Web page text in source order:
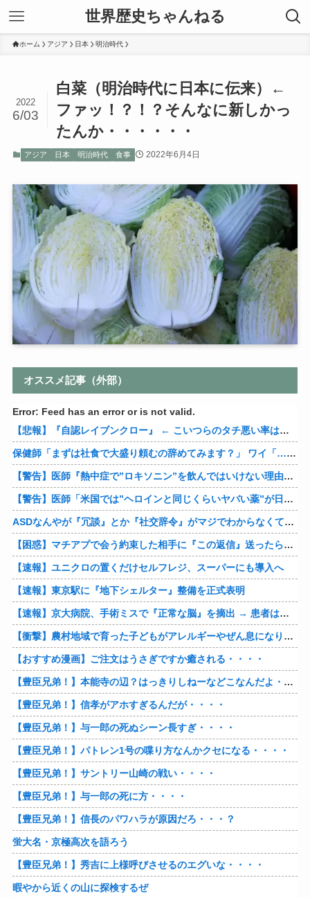
世界歴史ちゃんねる
ホーム アジア 日本 明治時代
白菜（明治時代に日本に伝来）←
ファッ！？！？そんなに新しかっ
たんか・・・・・・
2022
6/03
アジア 日本 明治時代 食事 2022年6月4日
オススメ記事（外部）
Error: Feed has an error or is not valid.
【悲報】『自認レイブンクロー』 ← こいつらのタチ悪い率は異常
保健師「まずは社食で大盛り頼むの辞めてみます？」 ワイ「…食っちゃいけないものを売ってるのか？」
【警告】医師『熱中症で”ロキソニン”を飲んではいけない理由がこれ』
【警告】医師「米国では”ヘロインと同じくらいヤバい薬”が日本では平気で処方されてる」
ASDなんやが『冗談』とか『社交辞令』がマジでわからなくて怖い
【困惑】マチアプで会う約束した相手に『この返信』送ったらブロックされたんやが…
【速報】ユニクロの置くだけセルフレジ、スーパーにも導入へ
【速報】東京駅に『地下シェルター』整備を正式表明
【速報】京大病院、手術ミスで『正常な脳』を摘出 → 患者は自発呼吸不可能な植物状態に
【衝撃】農村地域で育った子どもがアレルギーやぜん息になりにくい『農場効果』を引き起こす細菌が判明
【おすすめ漫画】ご注文はうさぎですか癒される・・・・
【豊臣兄弟！】本能寺の辺？はっきりしねーなどこなんだよ・・・・
【豊臣兄弟！】信孝がアホすぎるんだが・・・・
【豊臣兄弟！】与一郎の死ぬシーン長すぎ・・・・
【豊臣兄弟！】パトレン1号の喋り方なんかクセになる・・・・
【豊臣兄弟！】サントリー山崎の戦い・・・・
【豊臣兄弟！】与一郎の死に方・・・・
【豊臣兄弟！】信長のパワハラが原因だろ・・・？
蛍大名・京極高次を語ろう
【豊臣兄弟！】秀吉に上様呼びさせるのエグいな・・・・
暇やから近くの山に探検するぜ